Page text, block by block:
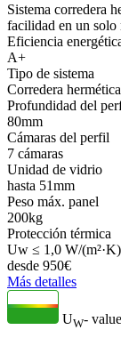
Sistema corredera
facilidad en un solo
Eficiencia
A+
Tipo de sistema
Corredera hermética
Profundidad del
80mm
Cámaras del perfil
7 cámaras
Unidad de vidrio
hasta 51mm
Peso máx. panel
200kg
Protección térmica
Uw ≤ 1,0 W/(m²·K)
desde 950€
Más detalles
UW- value